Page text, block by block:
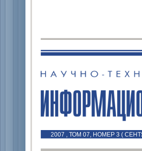
2007 , ТОМ 07, НОМЕР 3 (